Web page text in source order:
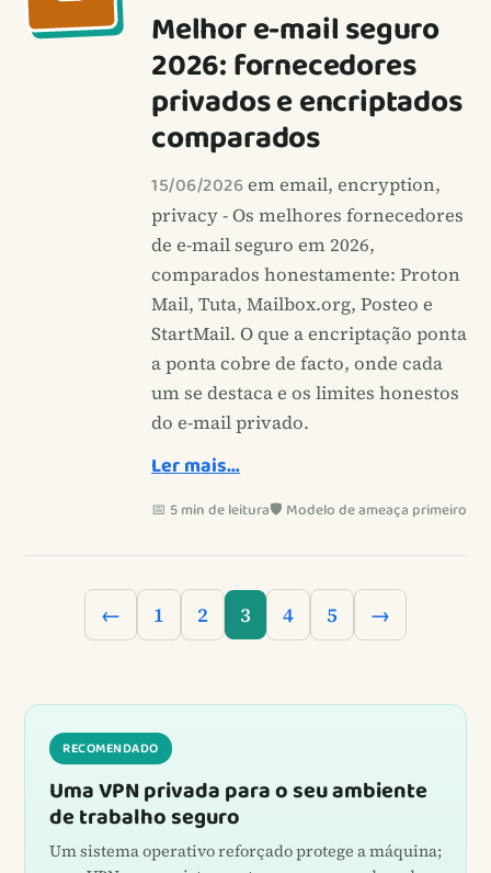
Melhor e-mail seguro
2026: fornecedores
privados e encriptados
comparados
15/06/2026em email, encryption,
privacy - Os melhores fornecedores
de e-mail seguro em 2026,
comparados honestamente: Proton
Mail, Tuta, Mailbox.org, Posteo e
StartMail. O que a encriptação ponta
a ponta cobre de facto, onde cada
um se destaca e os limites honestos
do e-mail privado.
Ler mais…
📅 5 min de leitura🛡️ Modelo de ameaça primeiro
← 1 2 3 4 5 →
RECOMENDADO
Uma VPN privada para o seu ambiente
de trabalho seguro
Um sistema operativo reforçado protege a máquina;